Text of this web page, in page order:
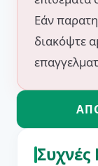
Εάν
διακόψτε
Συχνές